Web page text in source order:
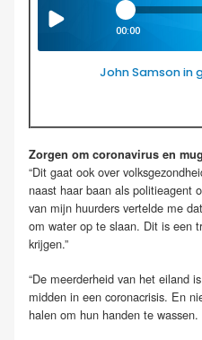
00:00
John Samson in
Zorgen om coronavirus en
“Dit gaat ook over
naast haar baan als politieagent
van mijn huurders vertelde me
om water op te slaan. Dit is een
krijgen.”
“De meerderheid van het eiland
midden in een coronacrisis. En
halen om hun handen te